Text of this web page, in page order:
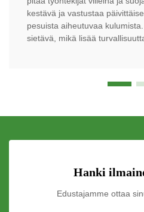
kestävä ja vastustaa
pesuista aiheutuvaa
sietävä, mikä lisää
Hanki
Edustajamme ottaa